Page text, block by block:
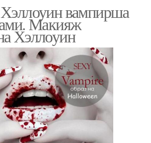
Вампир в литературе
вампирша
Макияж
Хэллоуин